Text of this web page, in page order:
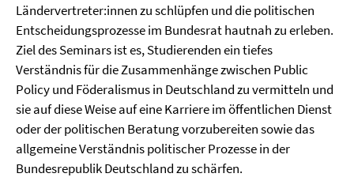
Ländervertreter:innen zu schlüpfen und die politischen
Entscheidungsprozesse im Bundesrat hautnah zu erleben.
Ziel des Seminars ist es, Studierenden ein tiefes
Verständnis für die Zusammenhänge zwischen Public
Policy und Föderalismus in Deutschland zu vermitteln und
sie auf diese Weise auf eine Karriere im öffentlichen Dienst
oder der politischen Beratung vorzubereiten sowie das
allgemeine Verständnis politischer Prozesse in der
Bundesrepublik Deutschland zu schärfen.